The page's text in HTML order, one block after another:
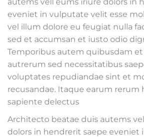
eveniet in vulputate velit esse
vel illum dolore eu feugiat nulla
sed et accumsan et iusto odio
Temporibus autem quibusdam
autrerum sed necessitatibus
voluptates repudiandae sint et
recusandae. Itaque earum rerum
sapiente delectus
Architecto beatae duis autems
dolors in hendrerit saepe eveniet